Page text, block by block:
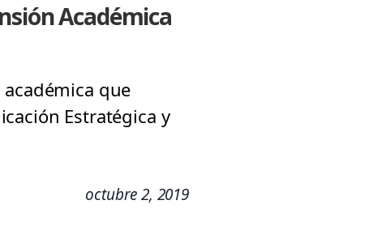
Académica
que
Estratégica y
octubre 2, 2019